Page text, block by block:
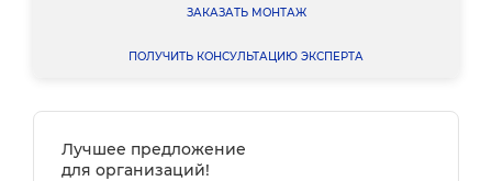
ЗАКАЗАТЬ МОНТАЖ
ПОЛУЧИТЬ КОНСУЛЬТАЦИЮ ЭКСПЕРТА
Лучшее предложение
для организаций!